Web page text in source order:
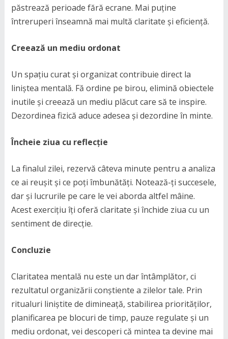
păstrează perioade fără ecrane. Mai puține
întreruperi înseamnă mai multă claritate și eficiență.
Creează un mediu ordonat
Un spațiu curat și organizat contribuie direct la
liniștea mentală. Fă ordine pe birou, elimină obiectele
inutile și creează un mediu plăcut care să te inspire.
Dezordinea fizică aduce adesea și dezordine în minte.
Încheie ziua cu reflecție
La finalul zilei, rezervă câteva minute pentru a analiza
ce ai reușit și ce poți îmbunătăți. Notează-ți succesele,
dar și lucrurile pe care le vei aborda altfel mâine.
Acest exercițiu îți oferă claritate și închide ziua cu un
sentiment de direcție.
Concluzie
Claritatea mentală nu este un dar întâmplător, ci
rezultatul organizării conștiente a zilelor tale. Prin
ritualuri liniștite de dimineață, stabilirea priorităților,
planificarea pe blocuri de timp, pauze regulate și un
mediu ordonat, vei descoperi că mintea ta devine mai